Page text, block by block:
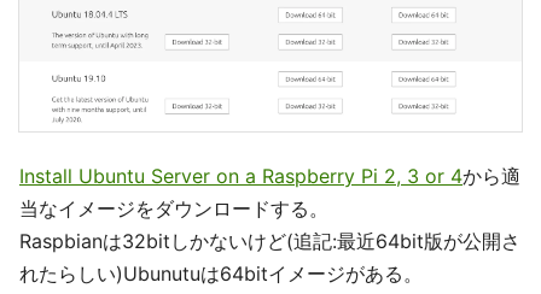
Install Ubuntu Server on a Raspberry Pi 2, 3 or 4から適
当なイメージをダウンロードする。
Raspbianは32bitしかないけど(追記:最近64bit版が公開さ
れたらしい)Ubunutuは64bitイメージがある。